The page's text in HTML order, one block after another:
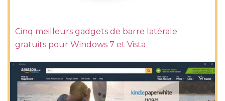
Cinq meilleurs gadgets de barre latérale
gratuits pour Windows 7 et Vista